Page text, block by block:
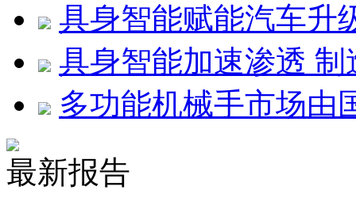
具身智能赋能汽车升
具身智能加速渗透
多功能机械手市场由
最新报告